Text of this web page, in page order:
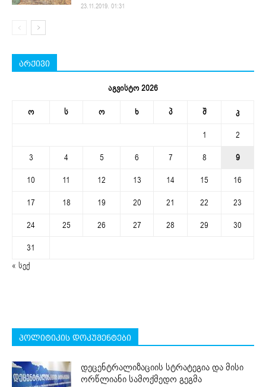
23.11.2019. 01:31
არქივი
აგვისტო 2026
ო ს ო ხ პ შ კ
1
2
3
4 5 6 7 8
9
10
11 12 13 14 15
16
17
18 19 20 21 22
23
24
25 26 27 28 29
30
31
« სექ
პოლიტიკის დოკუმენტები
დეცენტრალიზაციის სტრატეგია და მისი
ორწლიანი სამოქმედო გეგმა